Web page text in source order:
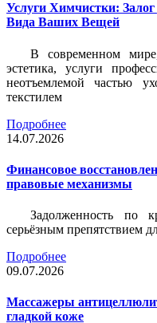
Услуги Химчистки: Залог
Вида Ваших Вещей
В современном
эстетика, услуги
неотъемлемой частью
текстилем
Подробнее
14.07.2026
Финансовое
правовые механизмы
Задолженность по
серьёзным препятствием
Подробнее
09.07.2026
Массажеры
гладкой коже